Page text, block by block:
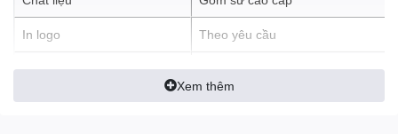
Công nghệ vẽ tay và nung gốm tại làng Bát Tràng đã được truyền
gìn và phát triển nghệ thuật này qua nhiều thế hệ. Bộ đồ ăn mặt
trời vẽ tay Bát Tràng không chỉ là một sản phẩm gốm trang trí độc
In logo Theo yêu cầu
Đặc tính sản phẩm
An toàn sức khỏe, thân thiện môi
Xem thêm